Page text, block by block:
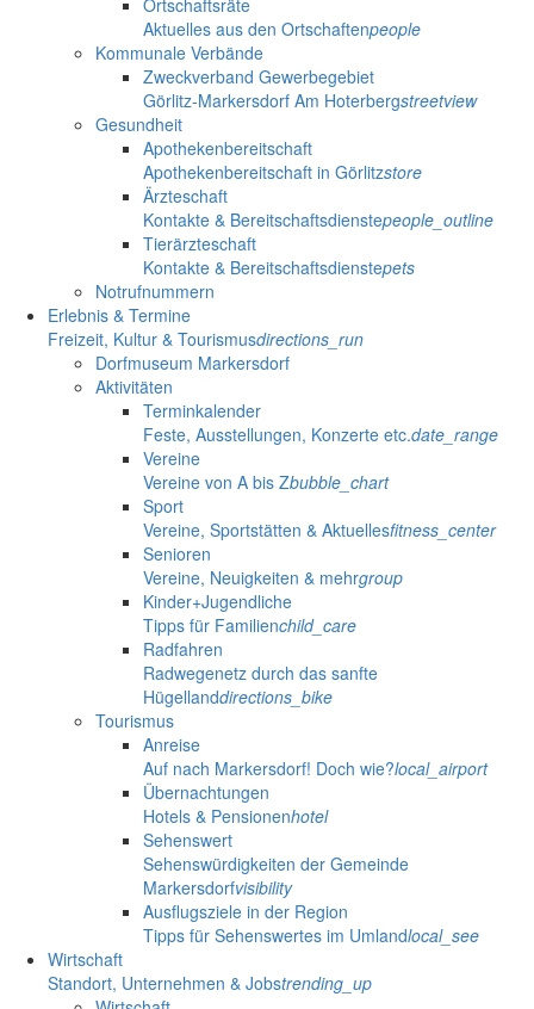
Aktuelles aus den Ortschaftenpeople
Kommunale Verbände
Zweckverband Gewerbegebiet
Görlitz-Markersdorf Am Hoterbergstreetview
Gesundheit
Apothekenbereitschaft
Apothekenbereitschaft in Görlitzstore
Ärzteschaft
Kontakte & Bereitschaftsdienstepeople_outline
Tierärzteschaft
Kontakte & Bereitschaftsdienstepets
Notrufnummern
Erlebnis & Termine
Freizeit, Kultur & Tourismusdirections_run
Dorfmuseum Markersdorf
Aktivitäten
Terminkalender
Feste, Ausstellungen, Konzerte etc.date_range
Vereine
Vereine von A bis Zbubble_chart
Sport
Vereine, Sportstätten & Aktuellesfitness_center
Senioren
Vereine, Neuigkeiten & mehrgroup
Kinder+Jugendliche
Tipps für Familienchild_care
Radfahren
Radwegenetz durch das sanfte
Hügellanddirections_bike
Tourismus
Anreise
Auf nach Markersdorf! Doch wie?local_airport
Übernachtungen
Hotels & Pensionenhotel
Sehenswert
Sehenswürdigkeiten der Gemeinde
Markersdorfvisibility
Ausflugsziele in der Region
Tipps für Sehenswertes im Umlandlocal_see
Wirtschaft
Standort, Unternehmen & Jobstrending_up